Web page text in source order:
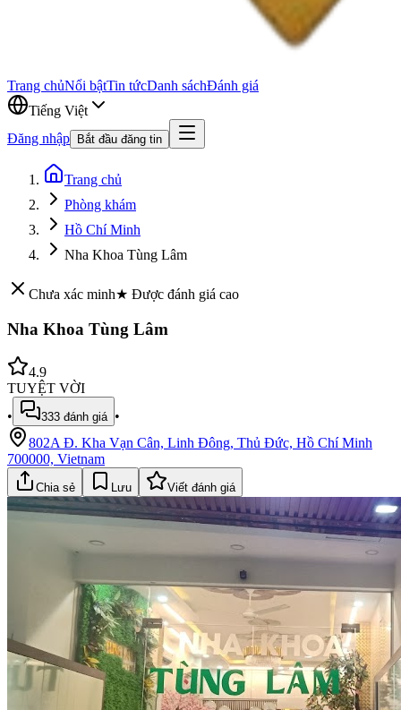
Trang chủNổi bậtTin tứcDanh sáchĐánh giá
Tiếng Việt
Đăng nhập
Bắt đầu đăng tin
Trang chủ
Phòng khám
Hồ Chí Minh
Nha Khoa Tùng Lâm
Chưa xác minh★ Được đánh giá cao
Nha Khoa Tùng Lâm
4.9
TUYỆT VỜI
•
333 đánh giá •
802A Đ. Kha Vạn Cân, Linh Đông, Thủ Đức, Hồ Chí Minh
700000, Vietnam
Chia sẻ Lưu Viết đánh giá